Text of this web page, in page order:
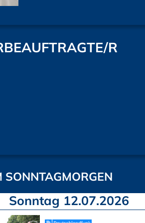
R
SONNTAGMORGEN
Sonntag 12.07.2026